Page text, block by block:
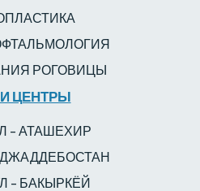
РОГОВИЦЫ
ЦЕНТРЫ
– АТАШЕХИР
ДЖАДДЕБОСТАН
– БАКЫРКЁЙ